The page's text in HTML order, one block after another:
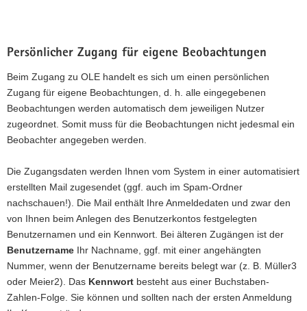
Persönlicher Zugang für eigene Beobachtungen
Beim Zugang zu OLE handelt es sich um einen persönlichen
Zugang für eigene Beobachtungen, d. h. alle eingegebenen
Beobachtungen werden automatisch dem jeweiligen Nutzer
zugeordnet. Somit muss für die Beobachtungen nicht jedesmal ein
Beobachter angegeben werden.
Die Zugangsdaten werden Ihnen vom System in einer automatisiert
erstellten Mail zugesendet (ggf. auch im Spam-Ordner
nachschauen!). Die Mail enthält Ihre Anmeldedaten und zwar den
von Ihnen beim Anlegen des Benutzerkontos festgelegten
Benutzernamen und ein Kennwort. Bei älteren Zugängen ist der
Benutzername Ihr Nachname, ggf. mit einer angehängten
Nummer, wenn der Benutzername bereits belegt war (z. B. Müller3
oder Meier2). Das Kennwort besteht aus einer Buchstaben-
Zahlen-Folge. Sie können und sollten nach der ersten Anmeldung